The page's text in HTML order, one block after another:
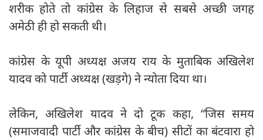
शरीक होते तो कांग्रेस के लिहाज से सबसे अच्छी जगह
अमेठी ही हो सकती थी।
कांग्रेस के यूपी अध्यक्ष अजय राय के मुताबिक अखिलेश
यादव को पार्टी अध्यक्ष (खड़गे) ने न्योता दिया था।
लेकिन, अखिलेश यादव ने दो टूक कहा, “जिस समय
(समाजवादी पार्टी और कांग्रेस के बीच) सीटों का बंटवारा हो